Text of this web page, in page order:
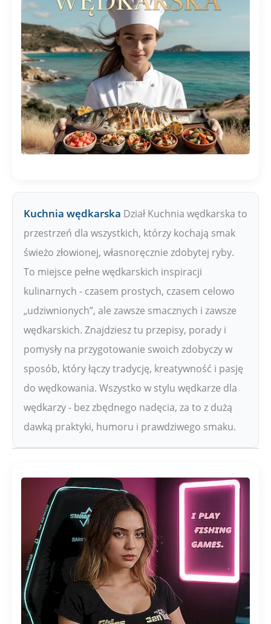
Kuchnia wędkarska Dział Kuchnia wędkarska to
przestrzeń dla wszystkich, którzy kochają smak
świeżo złowionej, własnoręcznie zdobytej ryby.
To miejsce pełne wędkarskich inspiracji
kulinarnych - czasem prostych, czasem celowo
„udziwnionych”, ale zawsze smacznych i zawsze
wędkarskich. Znajdziesz tu przepisy, porady i
pomysły na przygotowanie swoich zdobyczy w
sposób, który łączy tradycję, kreatywność i pasję
do wędkowania. Wszystko w stylu wędkarze dla
wędkarzy - bez zbędnego nadęcia, za to z dużą
dawką praktyki, humoru i prawdziwego smaku.